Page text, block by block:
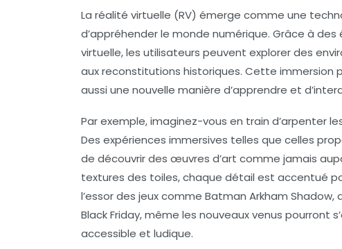
La réalité virtuelle (RV) émerge comme une
d’appréhender le monde numérique. Grâce à
virtuelle, les utilisateurs peuvent explorer des
aux reconstitutions historiques. Cette immersion
aussi une nouvelle manière d’apprendre et
Par exemple, imaginez-vous en train d’arpenter
Des expériences immersives telles que celles
de découvrir des œuvres d’art comme jamais
textures des toiles, chaque détail est accentué
l’essor des jeux comme Batman Arkham
Black Friday, même les nouveaux venus pourront
accessible et ludique.